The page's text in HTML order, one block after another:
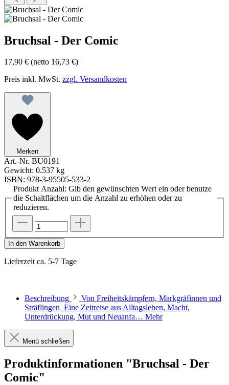
Bruchsal - Der Comic
17,90 € (netto 16,73 €)
Preis inkl. MwSt. zzgl. Versandkosten
Merken
Art.-Nr. BU0191
Gewicht: 0.537 kg
ISBN: 978-3-95505-533-2
Produkt Anzahl: Gib den gewünschten Wert ein oder benutze
die Schaltflächen um die Anzahl zu erhöhen oder zu
reduzieren.
In den Warenkorb
Lieferzeit ca. 5-7 Tage
Beschreibung
Von Freiheitskämpfern, Markgräfinnen und
Sträflingen Eine Zeitreise aus Alltagsleben, Macht,
Unterdrückung, Mut und Neuanfa… Mehr
Menü schließen
Produktinformationen "Bruchsal - Der
Comic"